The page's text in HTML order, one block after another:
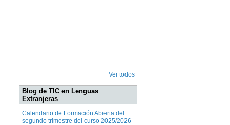
Ver todos
Blog de TIC en Lenguas
Extranjeras
Calendario de Formación Abierta del
segundo trimestre del curso 2025/2026